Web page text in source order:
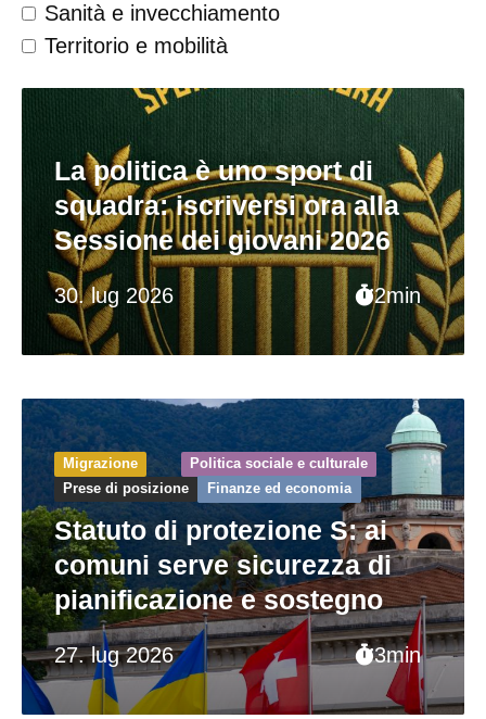
Sanità e invecchiamento
Territorio e mobilità
30. lug 2026 2min
La politica è uno sport di
squadra: iscriversi ora alla
Sessione dei giovani 2026
27. lug 2026 3min
Migrazione
Politica sociale e culturale
Prese di posizione
Finanze ed economia
Statuto di protezione S: ai
comuni serve sicurezza di
pianificazione e sostegno